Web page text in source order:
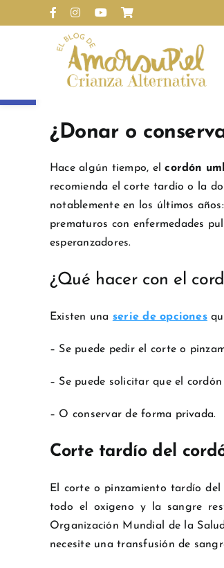
Abrir barra de herramientas
al
FacebookInstagramYouTubePersonalizado
imagen
más
grande
¿Donar o
Hace algún tiempo, el cordón
recomienda el corte tardío o la
notablemente en los últimos
prematuros con enfermedades
esperanzadores.
¿Qué hacer con el
Existen una serie de opciones
– Se puede pedir el corte o
– Se puede solicitar que el
– O conservar de forma privada.
Corte tardío del
El corte o pinzamiento tardío
todo el oxigeno y la sangre
Organización Mundial de la
necesite una transfusión de